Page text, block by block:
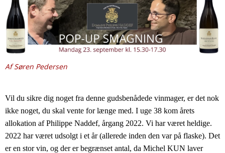
Af Søren Pedersen
Vil du sikre dig noget fra denne gudsbenådede vinmager, er det nok
ikke noget, du skal vente for længe med. I uge 38 kom årets
allokation af Philippe Naddef, årgang 2022.
2022 har været udsolgt i et år (allerede inden den var på flaske). Det
er en stor vin, og der er begrænset antal, da Michel KUN laver